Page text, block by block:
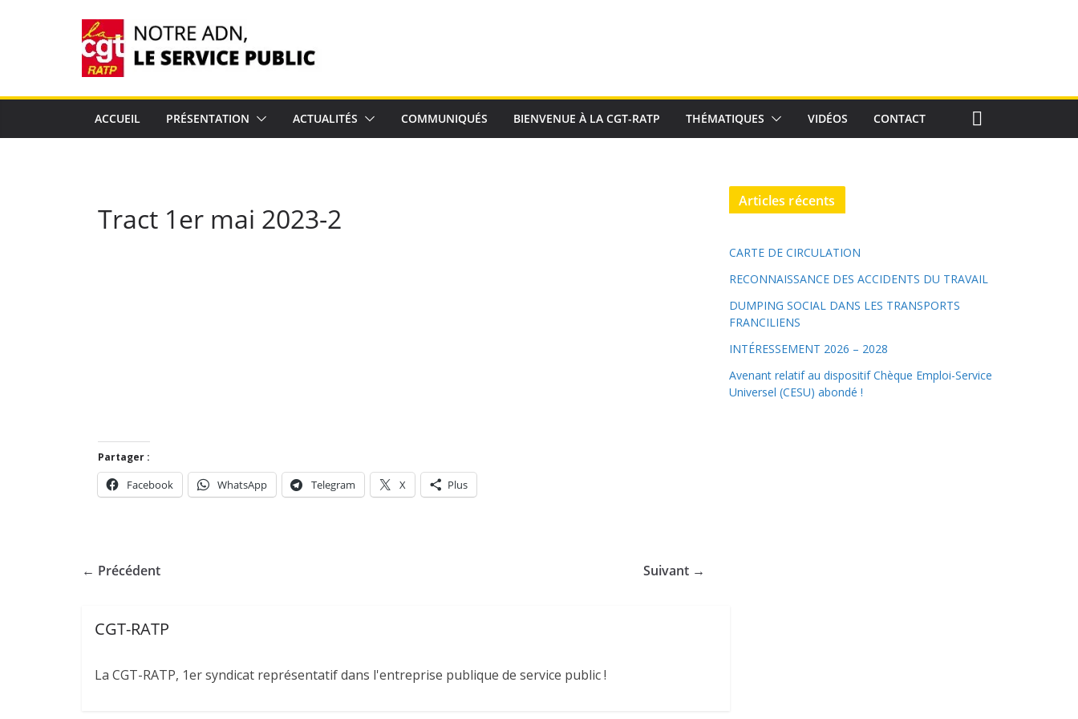
ACCUEIL PRÉSENTATION ACTUALITÉS COMMUNIQUÉS BIENVENUE À LA CGT-RATP THÉMATIQUES VIDÉOS CONTACT
Tract 1er mai 2023-2
Partager :
Facebook WhatsApp Telegram X Plus
← Précédent Suivant →
CGT-RATP
La CGT-RATP, 1er syndicat représentatif dans l'entreprise publique de service public !
Articles récents
CARTE DE CIRCULATION
RECONNAISSANCE DES ACCIDENTS DU TRAVAIL
DUMPING SOCIAL DANS LES TRANSPORTS
FRANCILIENS
INTÉRESSEMENT 2026 – 2028
Avenant relatif au dispositif Chèque Emploi-Service
Universel (CESU) abondé !